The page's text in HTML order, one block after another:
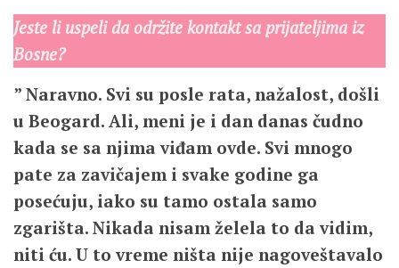
Jeste li uspeli da održite kontakt sa prijateljima iz
Bosne?
” Naravno. Svi su posle rata, nažalost, došli
u Beogard. Ali, meni je i dan danas čudno
kada se sa njima viđam ovde. Svi mnogo
pate za zavičajem i svake godine ga
posećuju, iako su tamo ostala samo
zgarišta. Nikada nisam želela to da vidim,
niti ću. U to vreme ništa nije nagoveštavalo